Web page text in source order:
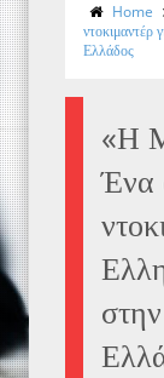
Home
ντοκιμαντέρ
Ελλάδος
«Η
Ένα